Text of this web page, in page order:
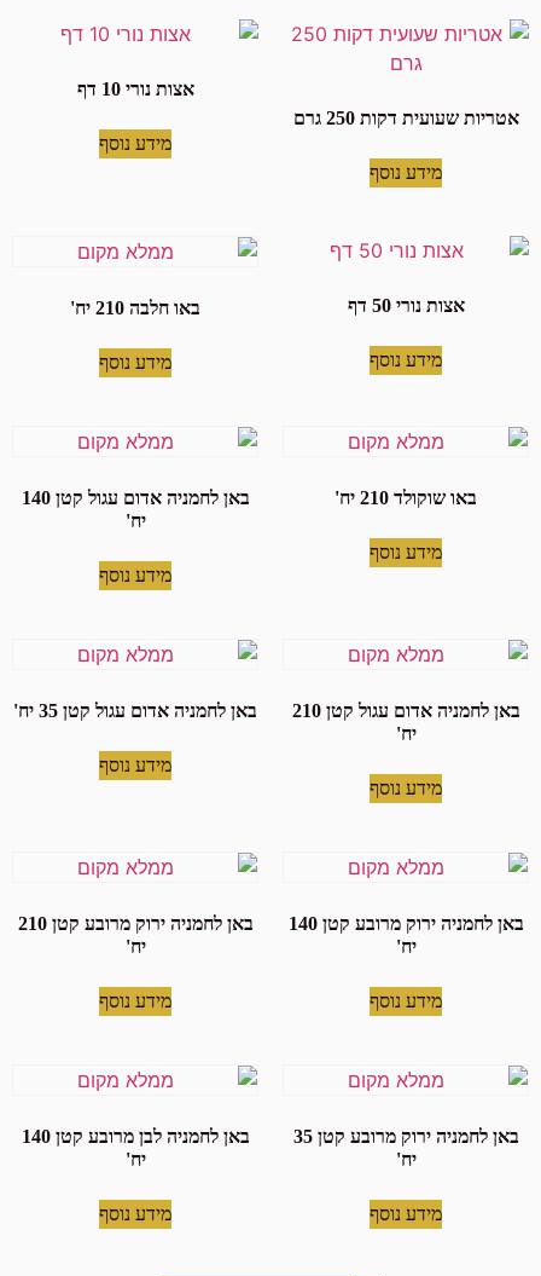
אטריות שעועית דקות 250 גרם
מידע נוסף
אצות נורי 10 דף
מידע נוסף
אצות נורי 50 דף
מידע נוסף
באו חלבה 210 יח'
מידע נוסף
באו שוקולד 210 יח'
מידע נוסף
באן לחמניה אדום עגול קטן 140
יח'
מידע נוסף
באן לחמניה אדום עגול קטן 210
יח'
מידע נוסף
באן לחמניה אדום עגול קטן 35 יח'
מידע נוסף
באן לחמניה ירוק מרובע קטן 140
יח'
מידע נוסף
באן לחמניה ירוק מרובע קטן 210
יח'
מידע נוסף
באן לחמניה ירוק מרובע קטן 35
יח'
מידע נוסף
באן לחמניה לבן מרובע קטן 140
יח'
מידע נוסף